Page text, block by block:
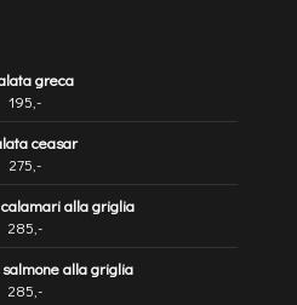
greca
195,-
ceasar
275,-
alla griglia
285,-
alla griglia
285,-